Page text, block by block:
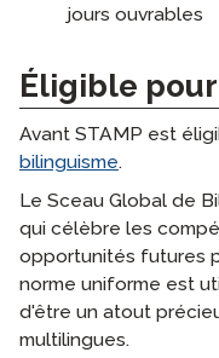
jours ouvrables
Éligible
Avant STAMP est
bilinguisme.
Le Sceau Global de
qui célèbre les
opportunités futures
norme uniforme est
d'être un atout
multilingues.